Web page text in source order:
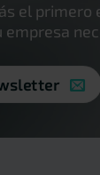
el primero
empresa